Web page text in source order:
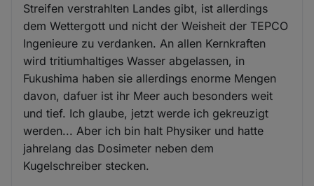
Streifen verstrahlten Landes gibt, ist allerdings
dem Wettergott und nicht der Weisheit der TEPCO
Ingenieure zu verdanken. An allen Kernkraften
wird tritiumhaltiges Wasser abgelassen, in
Fukushima haben sie allerdings enorme Mengen
davon, dafuer ist ihr Meer auch besonders weit
und tief. Ich glaube, jetzt werde ich gekreuzigt
werden... Aber ich bin halt Physiker und hatte
jahrelang das Dosimeter neben dem
Kugelschreiber stecken.